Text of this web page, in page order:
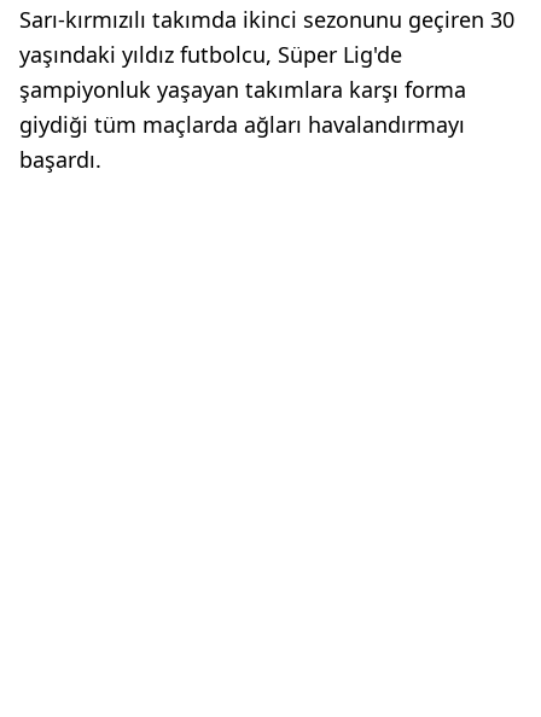
Sarı-kırmızılı takımda ikinci sezonunu geçiren 30
yaşındaki yıldız futbolcu, Süper Lig'de
şampiyonluk yaşayan takımlara karşı forma
giydiği tüm maçlarda ağları havalandırmayı
başardı.